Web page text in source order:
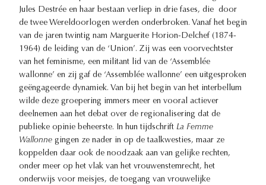
Jules Destrée en haar bestaan verliep in drie fases, die door
de twee Wereldoorlogen werden onderbroken. Vanaf het begin
van de jaren twintig nam Marguerite Horion-Delchef (1874-
1964) de leiding van de ‘Union’. Zij was een voorvechtster
van het feminisme, een militant lid van de ‘Assemblée
wallonne’ en zij gaf de ‘Assemblée wallonne’ een uitgesproken
geëngageerde dynamiek. Van bij het begin van het interbellum
wilde deze groepering immers meer en vooral actiever
deelnemen aan het debat over de regionalisering dat de
publieke opinie beheerste. In hun tijdschrift La Femme
Wallonne gingen ze nader in op de taalkwesties, maar ze
koppelden daar ook de noodzaak aan van gelijke rechten,
onder meer op het vlak van het vrouwenstemrecht, het
onderwijs voor meisjes, de toegang van vrouwelijke